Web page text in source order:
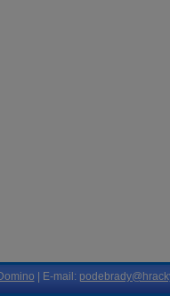
Domino | E-mail: